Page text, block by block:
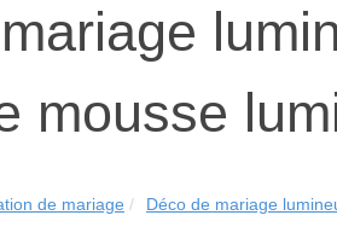
mousse
de mariage Déco de mariage